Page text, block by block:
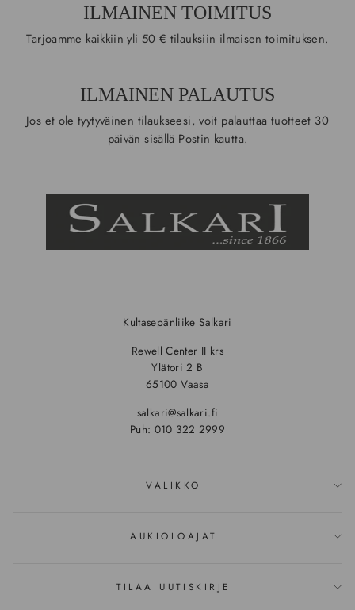
ILMAINEN TOIMITUS
Tarjoamme kaikkiin yli 50 € tilauksiin ilmaisen toimituksen.
ILMAINEN PALAUTUS
Jos et ole tyytyväinen tilaukseesi, voit palauttaa tuotteet 30
päivän sisällä Postin kautta.
Kultasepänliike Salkari
Rewell Center II krs
Ylätori 2 B
65100 Vaasa
salkari@salkari.fi
Puh: 010 322 2999
VALIKKO
AUKIOLOAJAT
TILAA UUTISKIRJE